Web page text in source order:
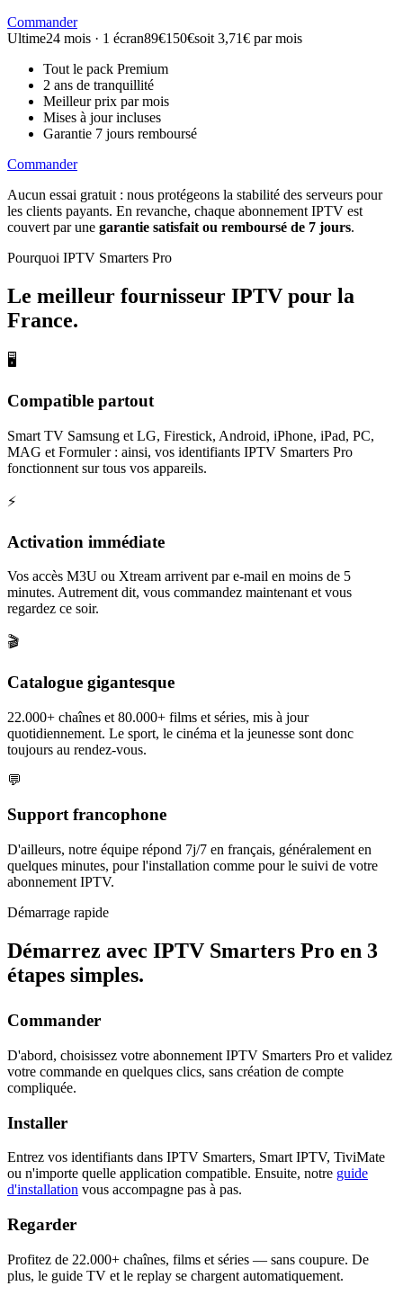
Commander
Ultime24 mois · 1 écran89€150€soit 3,71€ par mois
Tout le pack Premium
2 ans de tranquillité
Meilleur prix par mois
Mises à jour incluses
Garantie 7 jours remboursé
Commander
Aucun essai gratuit : nous protégeons la stabilité des serveurs pour
les clients payants. En revanche, chaque abonnement IPTV est
couvert par une garantie satisfait ou remboursé de 7 jours.
Pourquoi IPTV Smarters Pro
Le meilleur fournisseur IPTV pour la
France.
🖥
Compatible partout
Smart TV Samsung et LG, Firestick, Android, iPhone, iPad, PC,
MAG et Formuler : ainsi, vos identifiants IPTV Smarters Pro
fonctionnent sur tous vos appareils.
⚡
Activation immédiate
Vos accès M3U ou Xtream arrivent par e-mail en moins de 5
minutes. Autrement dit, vous commandez maintenant et vous
regardez ce soir.
🎬
Catalogue gigantesque
22.000+ chaînes et 80.000+ films et séries, mis à jour
quotidiennement. Le sport, le cinéma et la jeunesse sont donc
toujours au rendez-vous.
💬
Support francophone
D'ailleurs, notre équipe répond 7j/7 en français, généralement en
quelques minutes, pour l'installation comme pour le suivi de votre
abonnement IPTV.
Démarrage rapide
Démarrez avec IPTV Smarters Pro en 3
étapes simples.
Commander
D'abord, choisissez votre abonnement IPTV Smarters Pro et validez
votre commande en quelques clics, sans création de compte
compliquée.
Installer
Entrez vos identifiants dans IPTV Smarters, Smart IPTV, TiviMate
ou n'importe quelle application compatible. Ensuite, notre guide
d'installation vous accompagne pas à pas.
Regarder
Profitez de 22.000+ chaînes, films et séries — sans coupure. De
plus, le guide TV et le replay se chargent automatiquement.